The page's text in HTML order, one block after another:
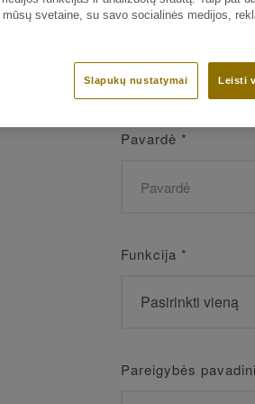
Vardas*
Pavardė *
Funkcija *
Pareigybės
mūsų svetaine, su savo socialinės medijos,
Leisti
Slapukų nustatymai